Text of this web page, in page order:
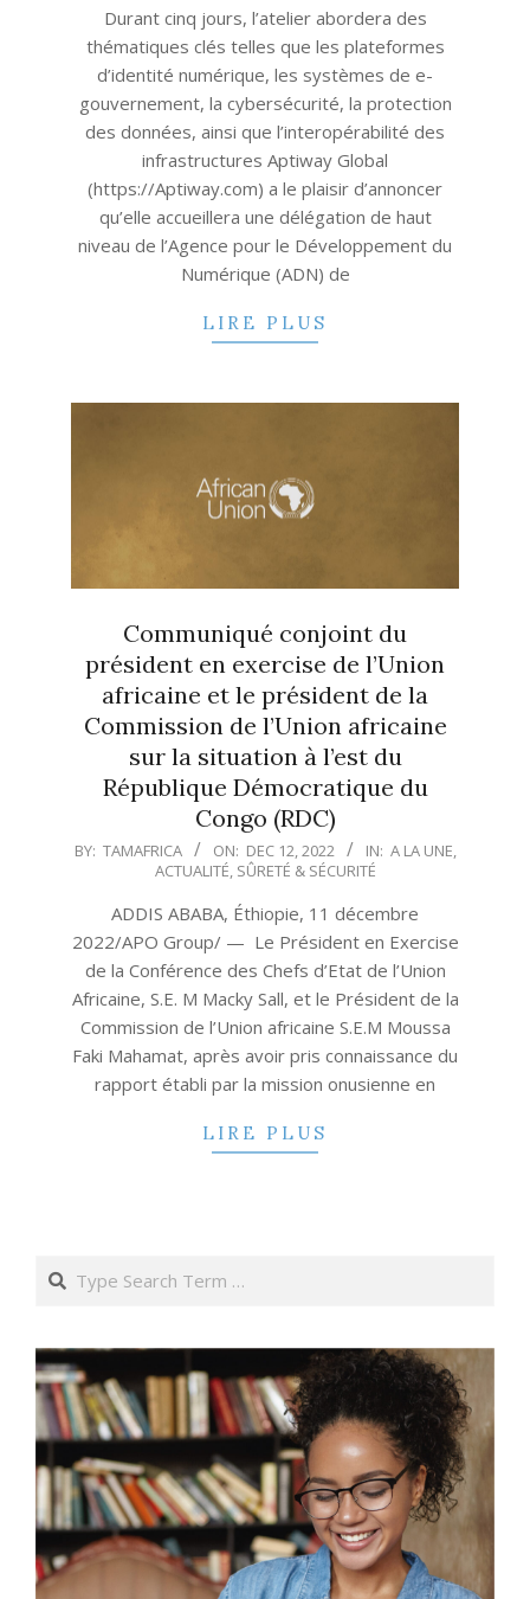
Durant cinq jours, l’atelier abordera des
thématiques clés telles que les plateformes
d’identité numérique, les systèmes de e-
gouvernement, la cybersécurité, la protection
des données, ainsi que l’interopérabilité des
infrastructures Aptiway Global
(https://Aptiway.com) a le plaisir d’annoncer
qu’elle accueillera une délégation de haut
niveau de l’Agence pour le Développement du
Numérique (ADN) de
LIRE PLUS
Communiqué conjoint du
président en exercise de l’Union
africaine et le président de la
Commission de l’Union africaine
sur la situation à l’est du
République Démocratique du
Congo (RDC)
2022-
BY: TAMAFRICA ON: DEC 12, 2022 IN: A LA UNE,
ACTUALITÉ, SÛRETÉ & SÉCURITÉ
ADDIS ABABA, Éthiopie, 11 décembre
2022/APO Group/ — Le Président en Exercise
de la Conférence des Chefs d’Etat de l’Union
Africaine, S.E. M Macky Sall, et le Président de la
Commission de l’Union africaine S.E.M Moussa
Faki Mahamat, après avoir pris connaissance du
rapport établi par la mission onusienne en
LIRE PLUS
Search